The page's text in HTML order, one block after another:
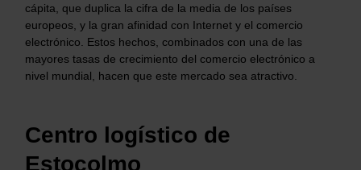
cápita, que duplica la cifra de la media de los países
europeos, y la gran afinidad con Internet y el comercio
electrónico. Estos hechos, combinados con una de las
mayores tasas de crecimiento del comercio electrónico a
nivel mundial, hacen que este mercado sea atractivo.
Centro logístico de
Estocolmo